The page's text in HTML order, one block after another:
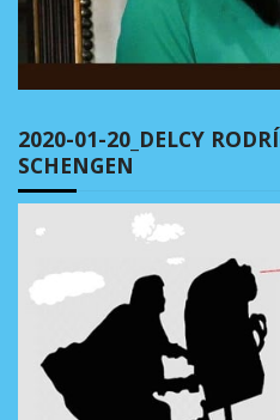
2020-01-20_DELCY
SCHENGEN